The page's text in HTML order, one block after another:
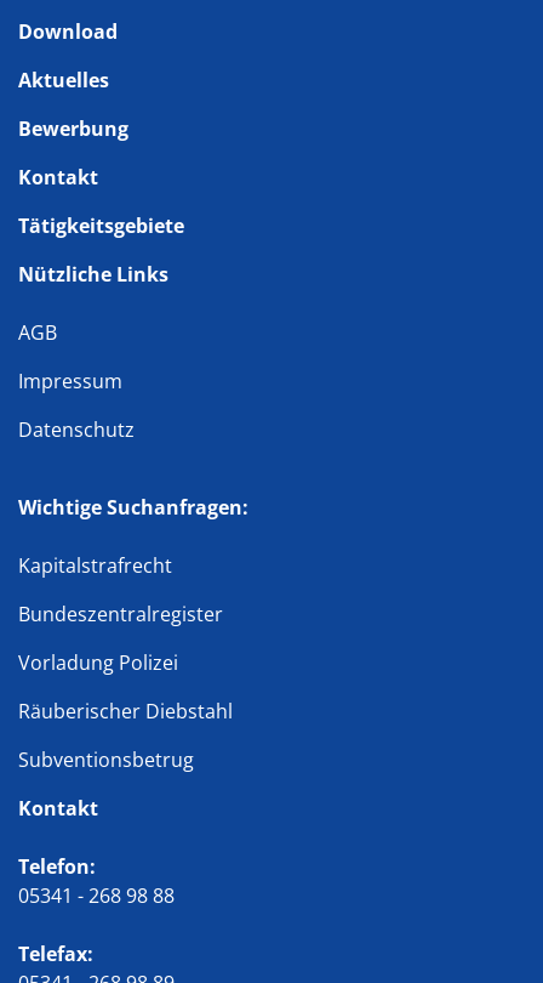
Download
Aktuelles
Bewerbung
Kontakt
Tätigkeitsgebiete
Nützliche Links
AGB
Impressum
Datenschutz
Wichtige Suchanfragen:
Kapitalstrafrecht
Bundeszentralregister
Vorladung Polizei
Räuberischer Diebstahl
Subventionsbetrug
Kontakt
Telefon:
05341 - 268 98 88
Telefax: